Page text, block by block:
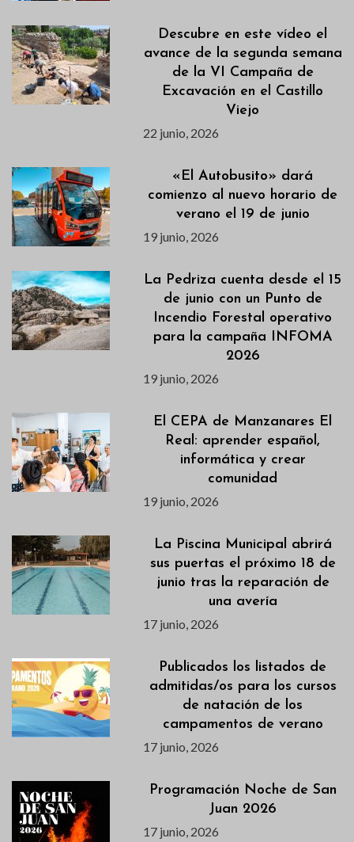
Descubre en este vídeo el
avance de la segunda semana
de la VI Campaña de
Excavación en el Castillo
Viejo
22 junio, 2026
«El Autobusito» dará
comienzo al nuevo horario de
verano el 19 de junio
19 junio, 2026
La Pedriza cuenta desde el 15
de junio con un Punto de
Incendio Forestal operativo
para la campaña INFOMA
2026
19 junio, 2026
El CEPA de Manzanares El
Real: aprender español,
informática y crear
comunidad
19 junio, 2026
La Piscina Municipal abrirá
sus puertas el próximo 18 de
junio tras la reparación de
una avería
17 junio, 2026
Publicados los listados de
admitidas/os para los cursos
de natación de los
campamentos de verano
17 junio, 2026
Programación Noche de San
Juan 2026
17 junio, 2026